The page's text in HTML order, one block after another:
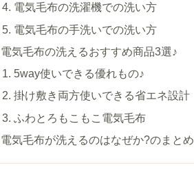
電気毛布の洗濯機での洗い方
電気毛布の手洗いでの洗い方
電気毛布の洗えるおすすめ商品3選♪
5way使いできる優れもの♪
掛け敷き両方使いできる省エネ設計
ふわとろもこもこ電気毛布
電気毛布が洗えるのはなぜか?のまとめ